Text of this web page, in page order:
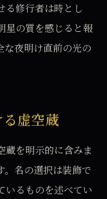
る修行者は時とし
星の質を感じると報
夜明け直前の光の
虚空蔵
蔵を明示的に含みま
。名の選択は装飾で
るものを述べてい